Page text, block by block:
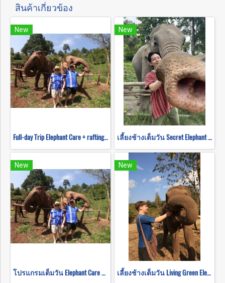
สินค้าเกี่ยวข้อง
New
Full-day Trip Elephant Care + rafting and Mokfah waterfall Program C (No ridding)
New
เลี้ยงช้างเต็มวัน Secret Elephant Sanctuary
New
โปรแกรมเต็มวัน Elephant Care + Baan Den Temple and Sticky waterfall Program B(ไม่ขี่ช้าง)
New
เลี้ยงช้างเต็มวัน Living Green Elephant Sanctuary